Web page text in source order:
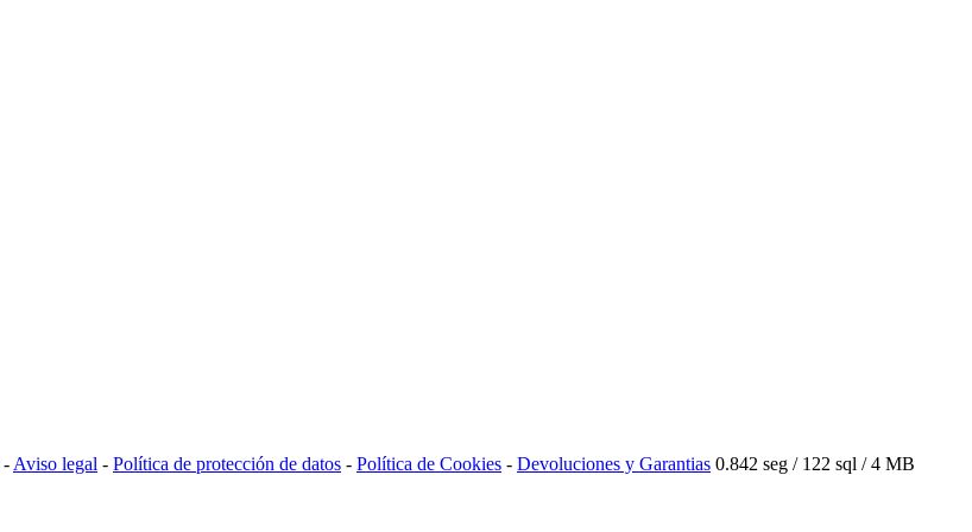
-Aviso legal - Política de protección de datos - Política de Cookies - Devoluciones y Garantias 0.842 seg / 122 sql / 4 MB